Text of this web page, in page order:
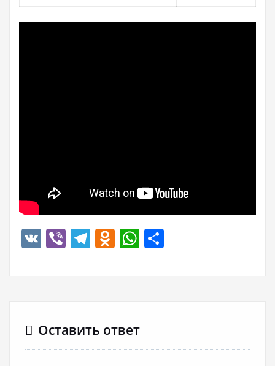
VK ViberTelegram
Odnoklassniki
WhatsApp
Оставить ответ